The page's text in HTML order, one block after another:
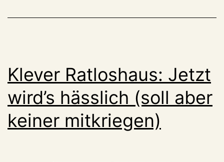
Klever Ratloshaus: Jetzt
wird’s hässlich (soll aber
keiner mitkriegen)